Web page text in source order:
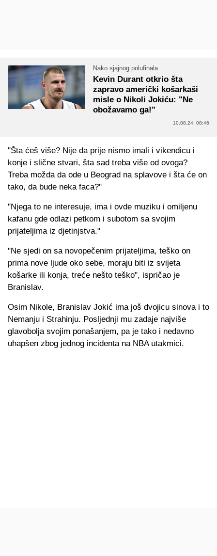
Nako sjajnog polufinala
Kevin Durant otkrio šta
zapravo američki košarkaši
misle o Nikoli Jokiću: "Ne
obožavamo ga!"
10.08.24. 08:46
"Šta ćeš više? Nije da prije nismo imali i vikendicu i
konje i slične stvari, šta sad treba više od ovoga?
Treba možda da ode u Beograd na splavove i šta će on
tako, da bude neka faca?"
"Njega to ne interesuje, ima i ovde muziku i omiljenu
kafanu gde odlazi petkom i subotom sa svojim
prijateljima iz djetinjstva."
"Ne sjedi on sa novopečenim prijateljima, teško on
prima nove ljude oko sebe, moraju biti iz svijeta
košarke ili konja, treće nešto teško", ispričao je
Branislav.
Osim Nikole, Branislav Jokić ima još dvojicu sinova i to
Nemanju i Strahinju. Posljednji mu zadaje najviše
glavobolja svojim ponašanjem, pa je tako i nedavno
uhapšen zbog jednog incidenta na NBA utakmici.